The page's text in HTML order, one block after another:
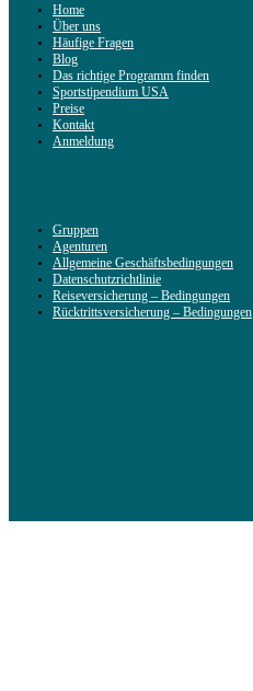
Home
Über uns
Häufige Fragen
Blog
Das richtige Programm finden
Sportstipendium USA
Preise
Kontakt
Anmeldung
Gruppen
Agenturen
Allgemeine Geschäftsbedingungen
Datenschutzrichtlinie
Reiseversicherung – Bedingungen
Rücktrittsversicherung – Bedingungen